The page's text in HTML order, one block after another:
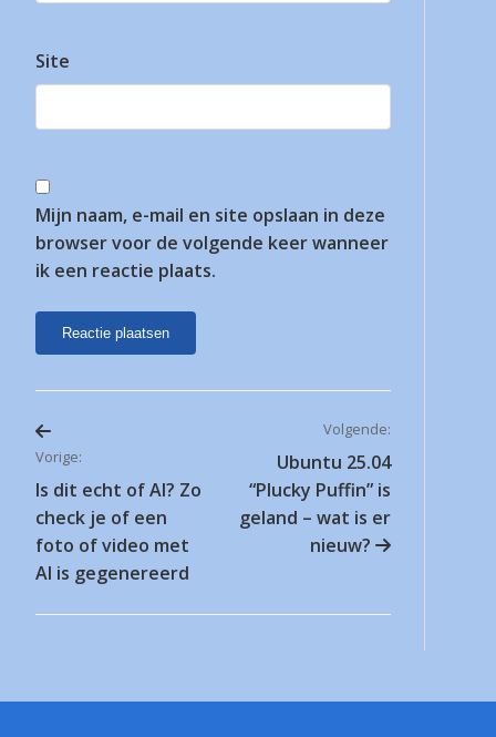
Site
Mijn naam, e-mail en site opslaan in deze
browser voor de volgende keer wanneer
ik een reactie plaats.
Bericht
navigatie
Vorige:
Is dit echt of AI? Zo
check je of een
foto of video met
AI is gegenereerd
Volgende:
Ubuntu 25.04
“Plucky Puffin” is
geland – wat is er
nieuw?